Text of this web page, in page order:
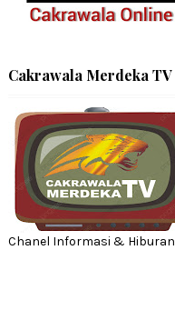
Cakrawala Merdeka TV
Chanel Informasi & Hiburan